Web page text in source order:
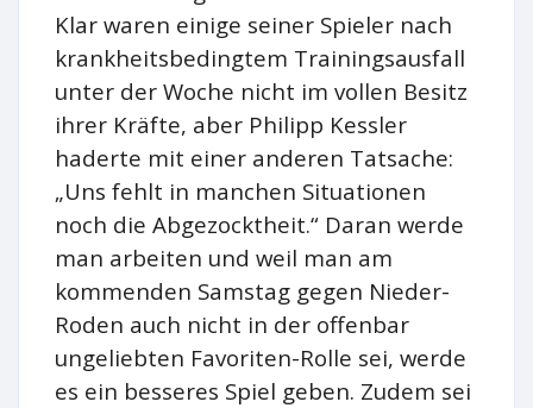
Klar waren einige seiner Spieler nach
krankheitsbedingtem Trainingsausfall
unter der Woche nicht im vollen Besitz
ihrer Kräfte, aber Philipp Kessler
haderte mit einer anderen Tatsache:
„Uns fehlt in manchen Situationen
noch die Abgezocktheit.“ Daran werde
man arbeiten und weil man am
kommenden Samstag gegen Nieder-
Roden auch nicht in der offenbar
ungeliebten Favoriten-Rolle sei, werde
es ein besseres Spiel geben. Zudem sei